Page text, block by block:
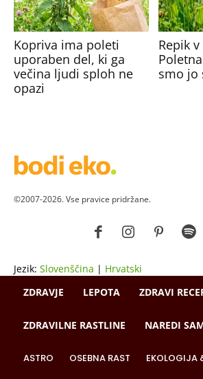
Kopriva ima poleti
uporaben del, ki ga
večina ljudi sploh ne
opazi
Repik
smo jo
©2007-2026. Vse pravice pridržane.
Jezik: Slovenščina | Hrvatski
ZDRAVJE
LEPOTA ZDRAVI
ZDRAVILNE RASTLINE NAREDI
ASTRO OSEBNA RAST EKOLOGIJA